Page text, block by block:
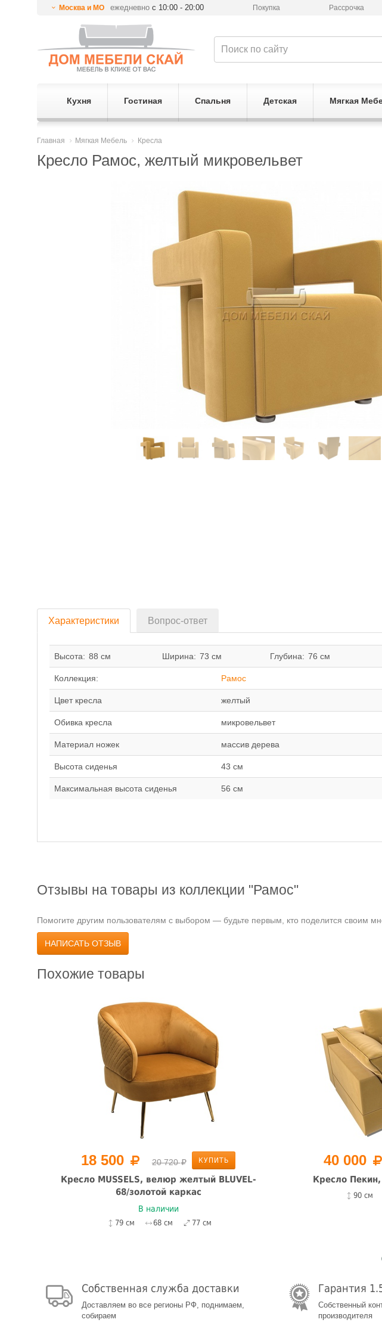
Москва и МО ежедневнос 10:00 - 20:00 Покупка Рассрочка
Кухня Гостиная Спальня Детская Мягкая
Главная Мягкая Мебель Кресла
Кресло Рамос, желтый микровельвет
Характеристики Вопрос-ответ
Высота: 88 см Ширина: 73 см Глубина: 76 см
Коллекция: Рамос
Цвет кресла желтый
Обивка кресла микровельвет
Материал ножек массив дерева
Высота сиденья 43 см
Максимальная высота сиденья 56 см
Отзывы на товары из коллекции "Рамос"
Помогите другим пользователям с выбором — будьте первым, кто поделится своим
НАПИСАТЬ ОТЗЫВ
Похожие товары
18 500 20 720 КУПИТЬ
Кресло MUSSELS, велюр желтый BLUVEL-
68/золотой каркас
В наличии
79 см 68 см 77 см
40 000
Кресло
90 см
Собственная служба доставки
Доставляем во все регионы РФ, поднимаем,
собираем
Гарантия
Собственный
производителя